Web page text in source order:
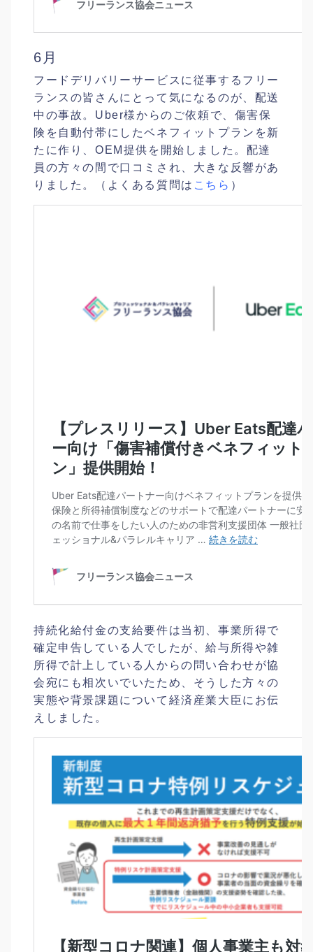
6月
フードデリバリーサービスに従事するフリー
ランスの皆さんにとって気になるのが、配送
中の事故。Uber様からのご依頼で、傷害保
険を自動付帯にしたベネフィットプランを新
たに作り、OEM提供を開始しました。配達
員の方々の間で口コミされ、大きな反響があ
りました。（よくある質問は こちら ）
持続化給付金の支給要件は当初、事業所得で
確定申告している人でしたが、給与所得や雑
所得で計上している人からの問い合わせが協
会宛にも相次いでいたため、そうした方々の
実態や背景課題について経済産業大臣にお伝
えしました。